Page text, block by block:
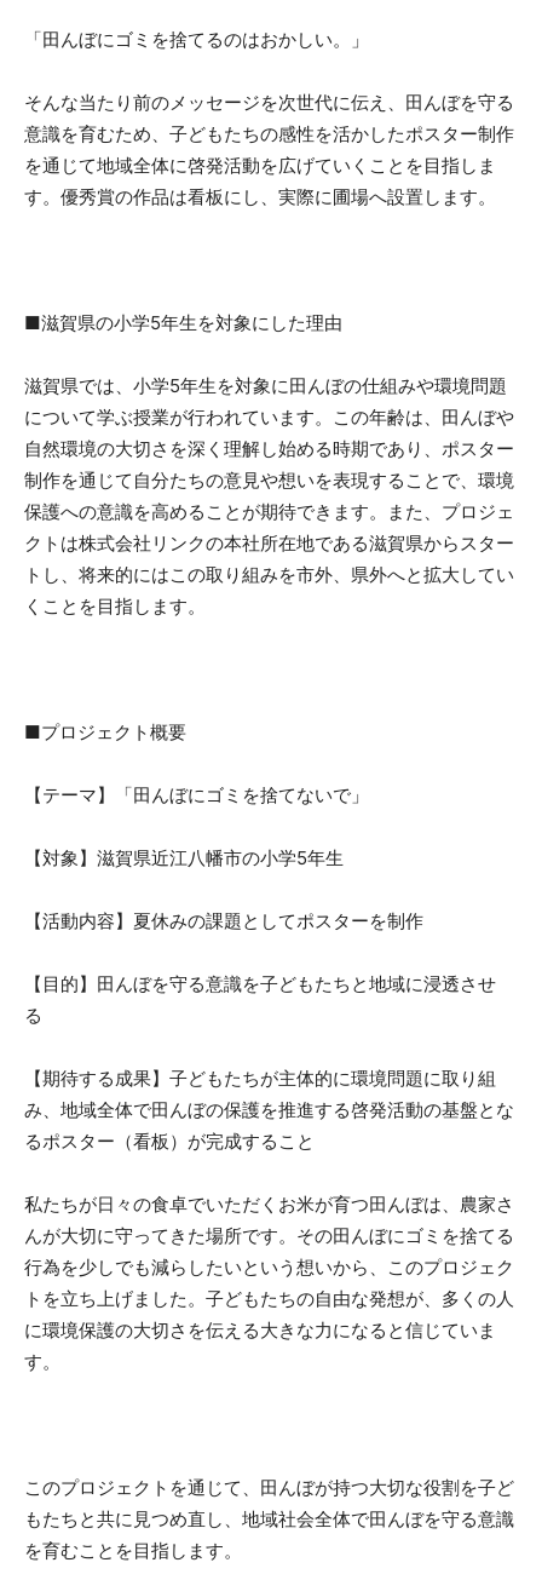
「田んぼにゴミを捨てるのはおかしい。」
そんな当たり前のメッセージを次世代に伝え、田んぼを守る
意識を育むため、子どもたちの感性を活かしたポスター制作
を通じて地域全体に啓発活動を広げていくことを目指しま
す。優秀賞の作品は看板にし、実際に圃場へ設置します。
■滋賀県の小学5年生を対象にした理由
滋賀県では、小学5年生を対象に田んぼの仕組みや環境問題
について学ぶ授業が行われています。この年齢は、田んぼや
自然環境の大切さを深く理解し始める時期であり、ポスター
制作を通じて自分たちの意見や想いを表現することで、環境
保護への意識を高めることが期待できます。また、プロジェ
クトは株式会社リンクの本社所在地である滋賀県からスター
トし、将来的にはこの取り組みを市外、県外へと拡大してい
くことを目指します。
■プロジェクト概要
【テーマ】「田んぼにゴミを捨てないで」
【対象】滋賀県近江八幡市の小学5年生
【活動内容】夏休みの課題としてポスターを制作
【目的】田んぼを守る意識を子どもたちと地域に浸透させ
る
【期待する成果】子どもたちが主体的に環境問題に取り組
み、地域全体で田んぼの保護を推進する啓発活動の基盤とな
るポスター（看板）が完成すること
私たちが日々の食卓でいただくお米が育つ田んぼは、農家さ
んが大切に守ってきた場所です。その田んぼにゴミを捨てる
行為を少しでも減らしたいという想いから、このプロジェク
トを立ち上げました。子どもたちの自由な発想が、多くの人
に環境保護の大切さを伝える大きな力になると信じていま
す。
このプロジェクトを通じて、田んぼが持つ大切な役割を子ど
もたちと共に見つめ直し、地域社会全体で田んぼを守る意識
を育むことを目指します。